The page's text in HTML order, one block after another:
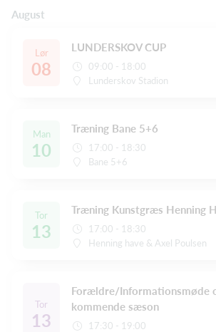
August
Lør
08
LUNDERSKOV CUP
09:00 - 18:00
Lunderskov Stadion
Man
10
Træning Bane 5+6
17:00 - 18:30
Bane 5+6
Tor
13
Træning Kunstgræs Henning
17:00 - 18:30
Henning have & Axel Poulsen
Tor
13
Forældre/Informationsmøde
kommende sæson
17:30 - 19:00